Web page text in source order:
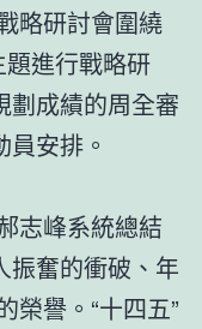
略研討會圍繞
題進行戰略研
劃成績的周全審
安排。
志峰系統總結
振奮的衝破、年
榮譽。“十四五”